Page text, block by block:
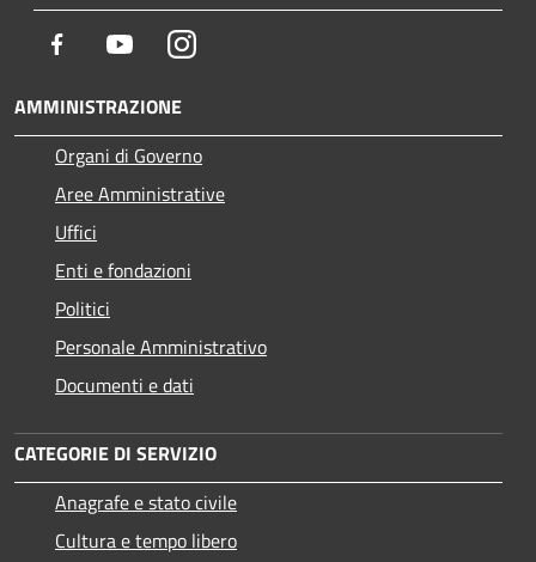
Facebook YoutubeInstagram
AMMINISTRAZIONE
Organi di Governo
Aree Amministrative
Uffici
Enti e fondazioni
Politici
Personale Amministrativo
Documenti e dati
CATEGORIE DI SERVIZIO
Anagrafe e stato civile
Cultura e tempo libero